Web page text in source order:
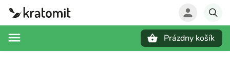
Prázdny košík